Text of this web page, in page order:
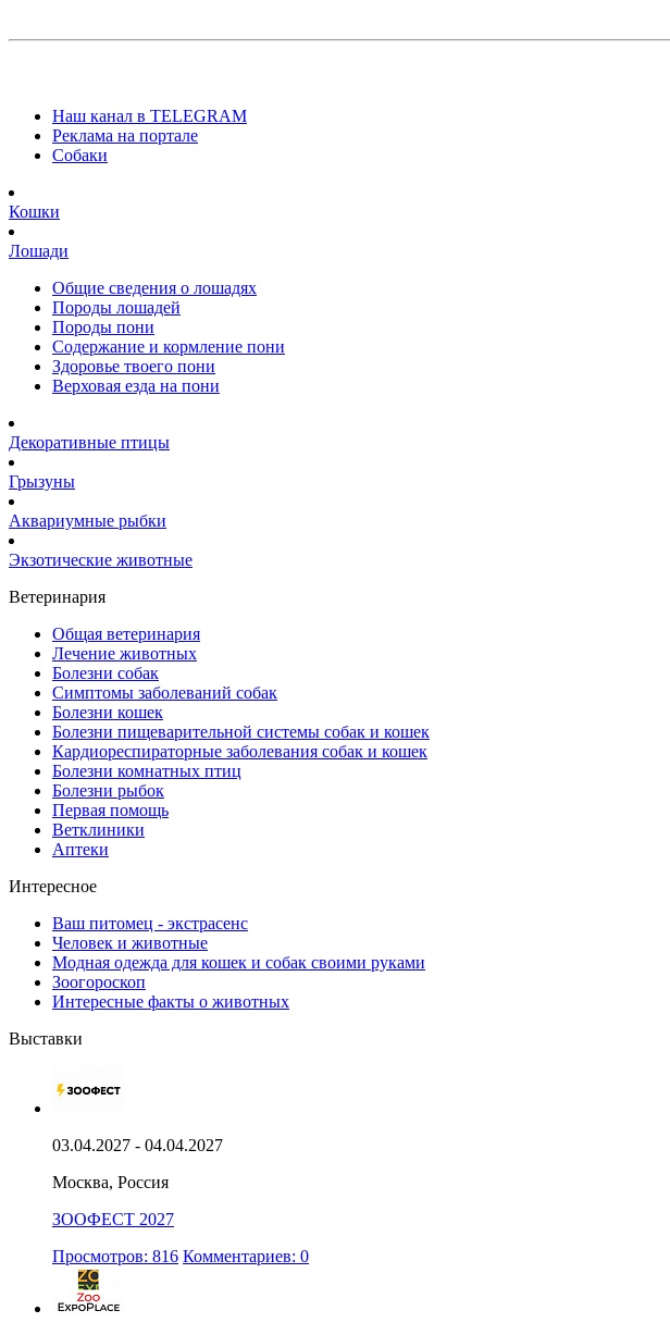
Наш канал в TELEGRAM
Реклама на портале
Собаки
Кошки
Лошади
Общие сведения о лошадях
Породы лошадей
Породы пони
Содержание и кормление пони
Здоровье твоего пони
Верховая езда на пони
Декоративные птицы
Грызуны
Аквариумные рыбки
Экзотические животные
Ветеринария
Общая ветеринария
Лечение животных
Болезни собак
Симптомы заболеваний собак
Болезни кошек
Болезни пищеварительной системы собак и кошек
Кардиореспираторные заболевания собак и кошек
Болезни комнатных птиц
Болезни рыбок
Первая помощь
Ветклиники
Аптеки
Интересное
Ваш питомец - экстрасенс
Человек и животные
Модная одежда для кошек и собак своими руками
Зоогороскоп
Интересные факты о животных
Выставки
03.04.2027 - 04.04.2027
Москва, Россия
ЗООФЕСТ 2027
Просмотров: 816 Комментариев: 0